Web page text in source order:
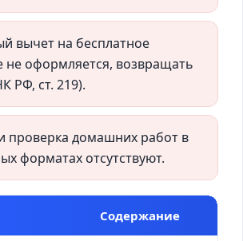
вычет на бесплатное
не оформляется, возвращать
РФ, ст. 219).
проверка домашних работ в
форматах отсутствуют.
Содержание